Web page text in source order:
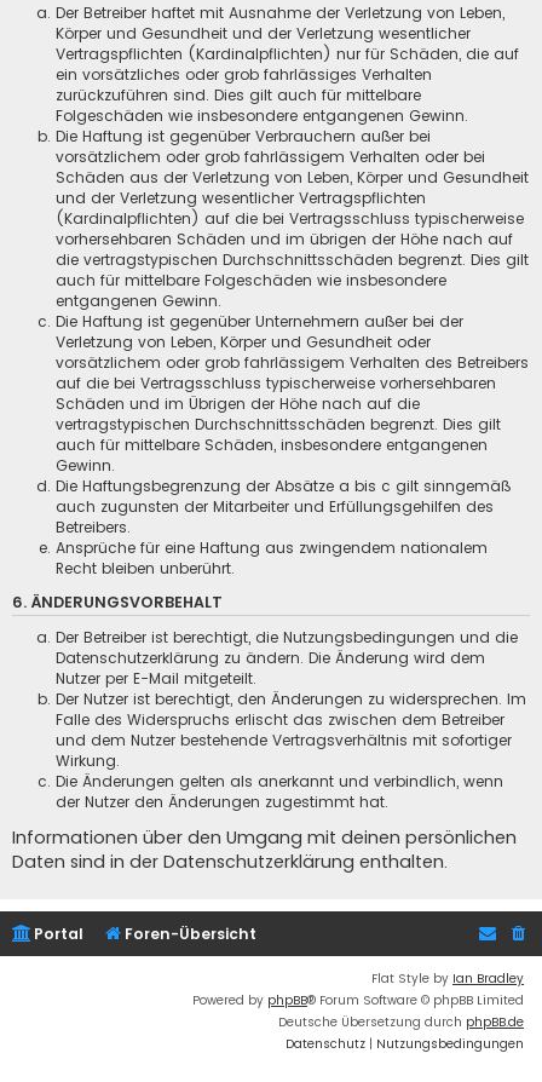
Der Betreiber haftet mit Ausnahme der Verletzung von Leben,
Körper und Gesundheit und der Verletzung wesentlicher
Vertragspflichten (Kardinalpflichten) nur für Schäden, die auf
ein vorsätzliches oder grob fahrlässiges Verhalten
zurückzuführen sind. Dies gilt auch für mittelbare
Folgeschäden wie insbesondere entgangenen Gewinn.
Die Haftung ist gegenüber Verbrauchern außer bei
vorsätzlichem oder grob fahrlässigem Verhalten oder bei
Schäden aus der Verletzung von Leben, Körper und Gesundheit
und der Verletzung wesentlicher Vertragspflichten
(Kardinalpflichten) auf die bei Vertragsschluss typischerweise
vorhersehbaren Schäden und im übrigen der Höhe nach auf
die vertragstypischen Durchschnittsschäden begrenzt. Dies gilt
auch für mittelbare Folgeschäden wie insbesondere
entgangenen Gewinn.
Die Haftung ist gegenüber Unternehmern außer bei der
Verletzung von Leben, Körper und Gesundheit oder
vorsätzlichem oder grob fahrlässigem Verhalten des Betreibers
auf die bei Vertragsschluss typischerweise vorhersehbaren
Schäden und im Übrigen der Höhe nach auf die
vertragstypischen Durchschnittsschäden begrenzt. Dies gilt
auch für mittelbare Schäden, insbesondere entgangenen
Gewinn.
Die Haftungsbegrenzung der Absätze a bis c gilt sinngemäß
auch zugunsten der Mitarbeiter und Erfüllungsgehilfen des
Betreibers.
Ansprüche für eine Haftung aus zwingendem nationalem
Recht bleiben unberührt.
6. ÄNDERUNGSVORBEHALT
Der Betreiber ist berechtigt, die Nutzungsbedingungen und die
Datenschutzerklärung zu ändern. Die Änderung wird dem
Nutzer per E-Mail mitgeteilt.
Der Nutzer ist berechtigt, den Änderungen zu widersprechen. Im
Falle des Widerspruchs erlischt das zwischen dem Betreiber
und dem Nutzer bestehende Vertragsverhältnis mit sofortiger
Wirkung.
Die Änderungen gelten als anerkannt und verbindlich, wenn
der Nutzer den Änderungen zugestimmt hat.
Informationen über den Umgang mit deinen persönlichen
Daten sind in der Datenschutzerklärung enthalten.
Portal Foren-Übersicht
Flat Style by Ian Bradley
Powered by phpBB® Forum Software © phpBB Limited
Deutsche Übersetzung durch phpBB.de
Datenschutz | Nutzungsbedingungen